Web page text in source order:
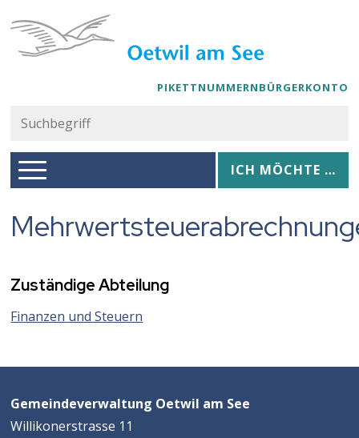
Navigieren in Oetwil am See
PIKETTNUMMERNBÜRGERKONTO
Suchbegriff
Hauptnavigation Ich möchte …
ICH MÖCHTE …
Zuständige Abteilung
Finanzen und Steuern
Footer
Adresse
Gemeindeverwaltung Oetwil am See
Willikonerstrasse 11